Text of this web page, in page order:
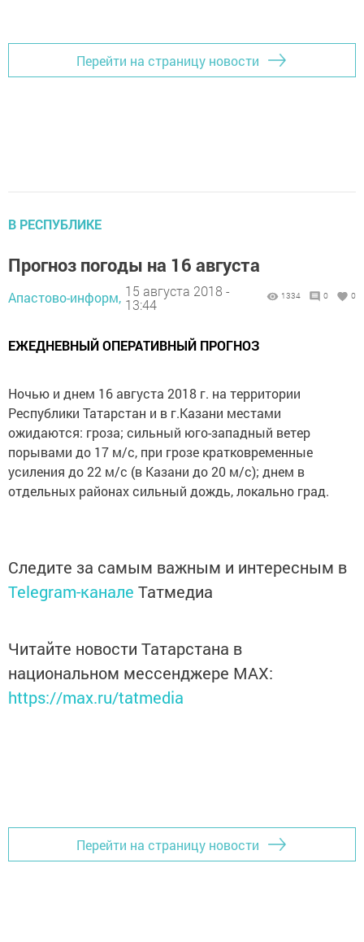
Перейти на страницу новости
В РЕСПУБЛИКЕ
Прогноз погоды на 16 августа
Апастово-информ, 15 августа 2018 -
13:44
1334 0 0
ЕЖЕДНЕВНЫЙ ОПЕРАТИВНЫЙ ПРОГНОЗ
Ночью и днем 16 августа 2018 г. на территории
Республики Татарстан и в г.Казани местами
ожидаются: гроза; сильный юго-западный ветер
порывами до 17 м/с, при грозе кратковременные
усиления до 22 м/с (в Казани до 20 м/с); днем в
отдельных районах сильный дождь, локально град.
Следите за самым важным и интересным в
Telegram-канале Татмедиа
Читайте новости Татарстана в
национальном мессенджере MАХ:
https://max.ru/tatmedia
Перейти на страницу новости